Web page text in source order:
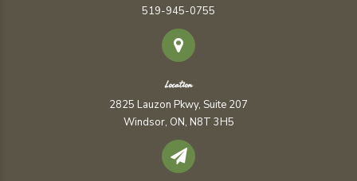
519-945-0755
Location
2825 Lauzon Pkwy, Suite 207
Windsor, ON, N8T 3H5